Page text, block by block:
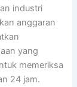
industri
anggaran
yang
memeriksa
24 jam.